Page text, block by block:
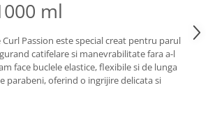
ml
Curl Passion este special creat pentru parul
catifelare si manevrabilitate fara a-l
face buclele elastice, flexibile si de lunga
parabeni, oferind o ingrijire delicata si